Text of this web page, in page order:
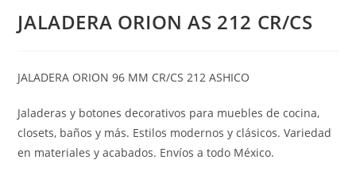
JALADERA ORION AS 212 CR/CS
JALADERA ORION 96 MM CR/CS 212 ASHICO
Jaladeras y botones decorativos para muebles de cocina,
closets, baños y más. Estilos modernos y clásicos. Variedad
en materiales y acabados. Envíos a todo México.